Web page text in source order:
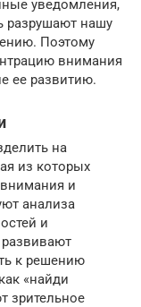
уведомления,
разрушают нашу
Поэтому
внимания
ее развитию.
на
из которых
и
анализа
и
к решению
«найди
зрительное